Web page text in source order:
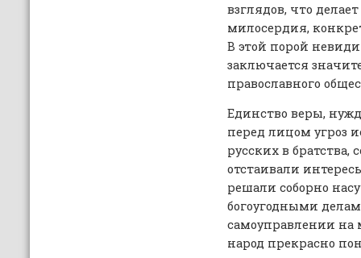
взглядов, что
милосердия,
В этой порой
заключается
православного
Единство веры,
перед лицом угроз
русских в
отстаивали
решали соборно
богоугодными
самоуправлении на
народ прекрасно